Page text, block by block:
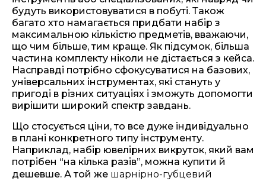
будуть використовуватися в побуті. Також
багато хто намагається придбати набір з
максимальною кількістю предметів, вважаючи,
що чим більше, тим краще. Як підсумок, більша
частина комплекту ніколи не дістається з кейса.
Насправді потрібно сфокусуватися на базових,
універсальних інструментах, які стануть у
пригоді в різних ситуаціях і зможуть допомогти
вирішити широкий спектр завдань.
Що стосується ціни, то все дуже індивідуально
в плані конкретного типу інструменту.
Наприклад, набір ювелірних викруток, який вам
потрібен “на кілька разів”, можна купити й
дешевше. А той же шарнірно-губцевий